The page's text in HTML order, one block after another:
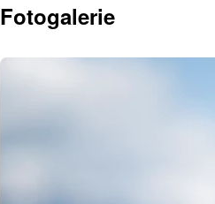
Fotogalerie